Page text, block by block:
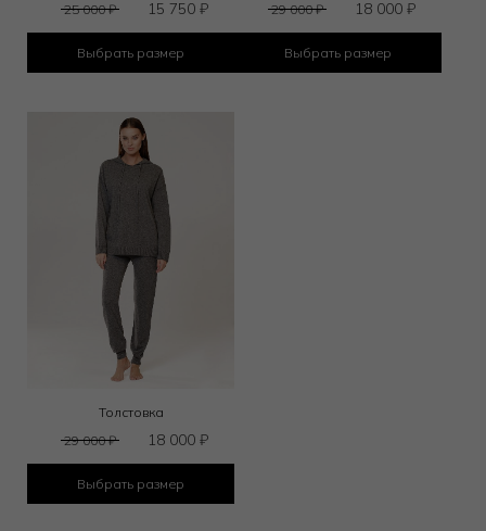
25 000₽ 15 750₽
Выбрать размер
29 000₽ 18 000₽
Выбрать размер
Толстовка
29 000₽ 18 000₽
Выбрать размер